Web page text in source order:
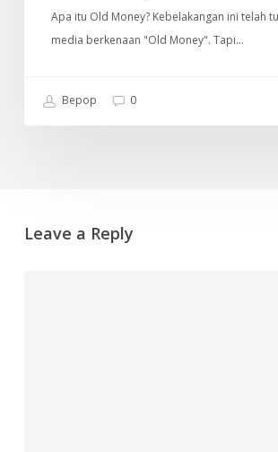
Apa itu Old Money? Kebelakangan ini telah
media berkenaan "Old Money". Tapi…
Bepop 0
Leave a Reply